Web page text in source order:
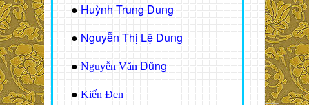
● Huỳnh Trung Dung
● Nguyễn Thị Lệ Dung
● Nguyễn Văn Dũng
● Kiến Đen